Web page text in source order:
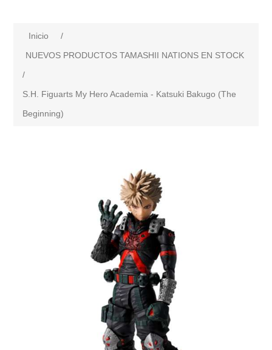
Inicio
/
NUEVOS PRODUCTOS TAMASHII NATIONS EN STOCK
/
S.H. Figuarts My Hero Academia - Katsuki Bakugo (The
Beginning)